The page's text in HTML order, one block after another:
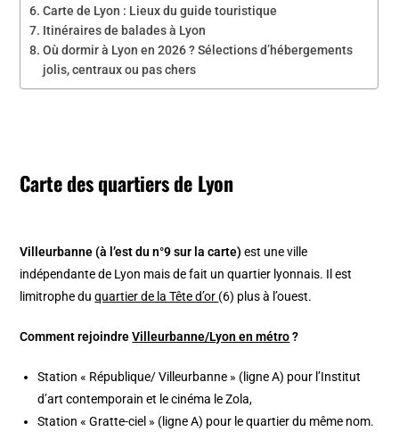
Carte de Lyon : Lieux du guide touristique
Itinéraires de balades à Lyon
Où dormir à Lyon en 2026 ? Sélections d’hébergements
jolis, centraux ou pas chers
Carte des quartiers de Lyon
Villeurbanne (à l’est du n°9 sur la carte) est une ville
indépendante de Lyon mais de fait un quartier lyonnais. Il est
limitrophe duquartier de la Tête d’or (6) plus à l’ouest.
Comment rejoindreVilleurbanne/Lyon en métro?
Station « République/ Villeurbanne » (ligne A) pour l’Institut
d’art contemporain et le cinéma le Zola,
Station « Gratte-ciel » (ligne A) pour le quartier du même nom.